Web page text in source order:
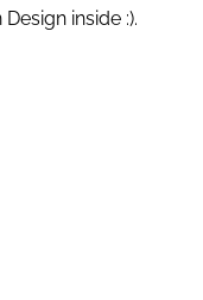
inside :).